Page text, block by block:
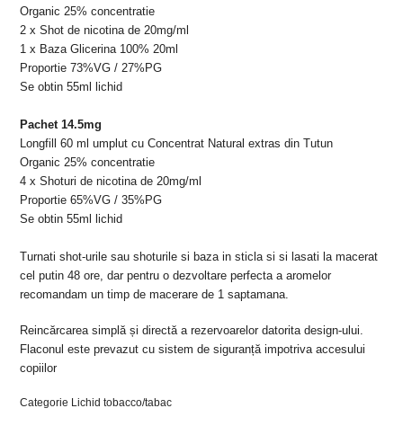
Organic 25% concentratie
2 x Shot de nicotina de 20mg/ml
1 x Baza Glicerina 100% 20ml
Proportie 73%VG / 27%PG
Se obtin 55ml lichid
Pachet 14.5mg
Longfill60 ml umplut cu Concentrat Natural extras din Tutun
Organic 25% concentratie
4 x Shoturi de nicotina de 20mg/ml
Proportie 65%VG / 35%PG
Se obtin 55ml lichid
Turnati shot-urile sau shoturile si baza in sticla sisi lasati la macerat
cel putin 48 ore, dar pentru o dezvoltare perfecta a aromelor
recomandam un timp de macerare de 1 saptamana.
Reincărcarea simplă și directă a rezervoarelor datorita design-ului.
Flaconul este prevazut cu sistem de siguranță impotriva accesului
copiilor
Categorie Lichid tobacco/tabac